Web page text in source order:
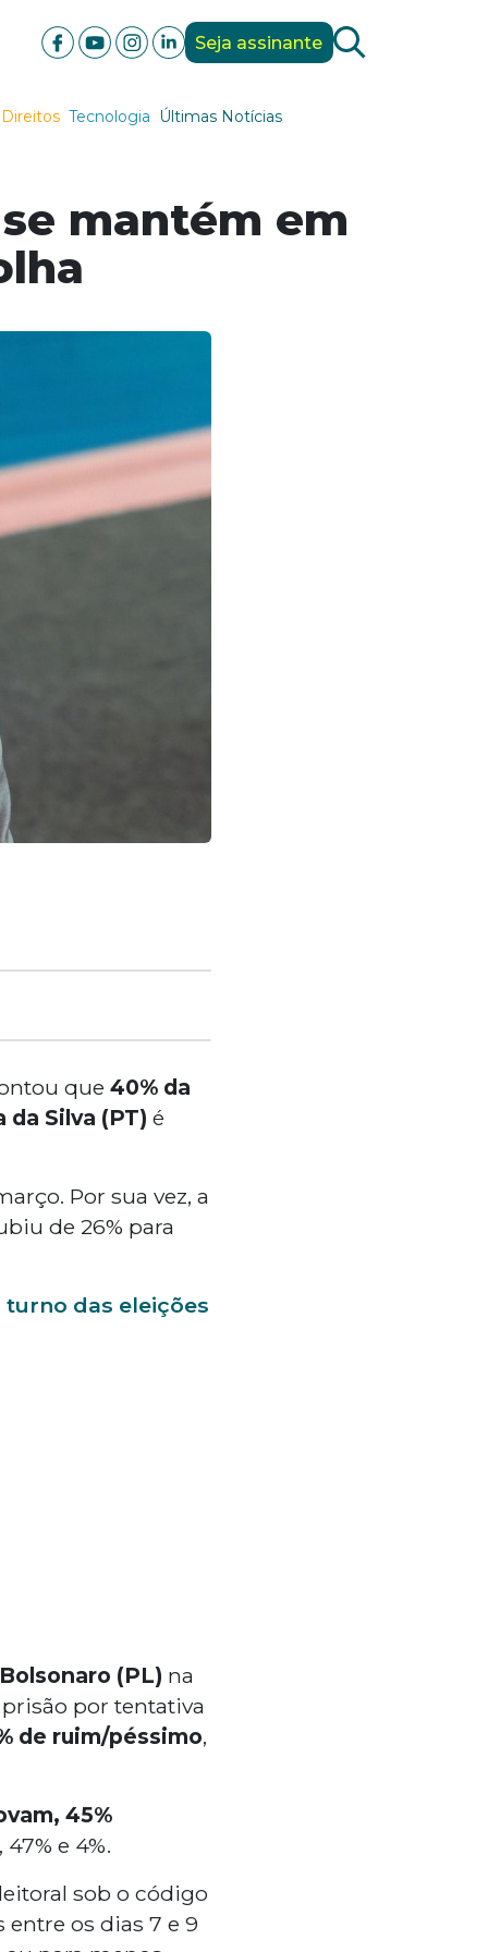
Seja assinante
Tecnologia Últimas Notícias
mantém em
que 40% da
da Silva (PT) é
Por sua vez, a
de 26% para
turno das eleições
(PL) na
por tentativa
de ruim/péssimo,
45%
e 4%.
sob o código
entre os dias 7 e 9